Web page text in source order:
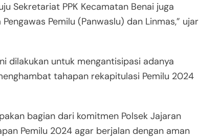
Sekretariat PPK Kecamatan Benai juga
Pemilu (Panwaslu) dan Linmas,” ujar
dilakukan untuk mengantisipasi adanya
tahapan rekapitulasi Pemilu 2024
bagian dari komitmen Polsek Jajaran
Pemilu 2024 agar berjalan dengan aman